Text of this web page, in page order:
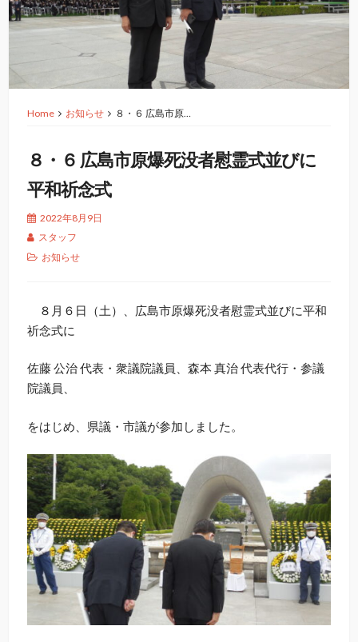
Home お知らせ ８・６ 広島市原…
８・６ 広島市原爆死没者慰霊式並びに
平和祈念式
2022年8月9日
スタッフ
お知らせ
８月６日（土）、広島市原爆死没者慰霊式並びに平和
祈念式に
佐藤 公治 代表・衆議院議員、森本 真治 代表代行・参議
院議員、
をはじめ、県議・市議が参加しました。